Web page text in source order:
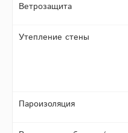
Ветрозащита
Утепление стены
Пароизоляция